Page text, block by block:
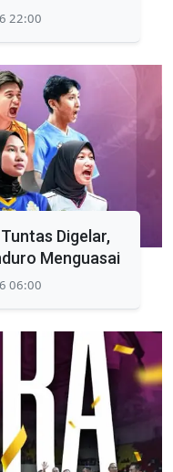
22:00
Digelar,
Menguasai
06:00